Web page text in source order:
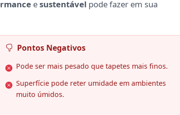
esustentável pode fazer em sua
Pontos Negativos
Pode ser mais pesado que tapetes mais finos.
Superfície pode reter umidade em ambientes
muito úmidos.